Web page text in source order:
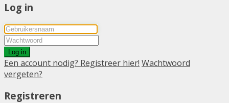
Log in
Log in
Een account nodig? Registreer hier! Wachtwoord
vergeten?
Registreren